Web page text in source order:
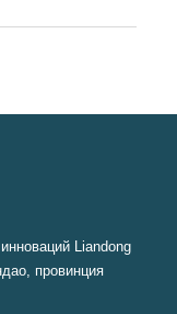
Liandong
провинция